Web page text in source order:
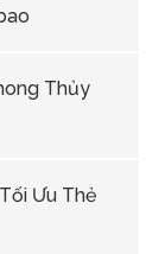
Thủy
Ưu Thẻ